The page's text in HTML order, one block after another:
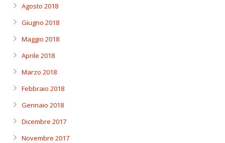
Agosto 2018
Giugno 2018
Maggio 2018
Aprile 2018
Marzo 2018
Febbraio 2018
Gennaio 2018
Dicembre 2017
Novembre 2017